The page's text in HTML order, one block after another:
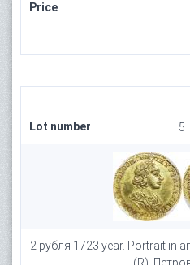
Price
Lot number 5
2 рубля 1723 year. Portrait in